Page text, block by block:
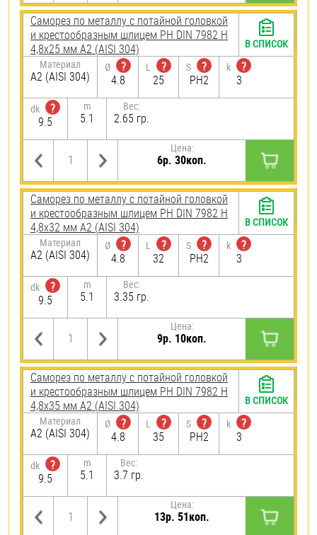
Саморез по металлу с потайной головкой
и крестообразным шлицем PH DIN 7982 H
4,8х25 мм А2 (AISI 304)
Материал
А2 (AISI 304)
Ø
?
4.8
L
?
25
S
?
PH2
k
?
3
dk
?
9.5
m
5.1
Вес:
2.65 гр.
Цена:
6р. 30коп.
В СПИСОК
Саморез по металлу с потайной головкой
и крестообразным шлицем PH DIN 7982 H
4,8х32 мм А2 (AISI 304)
Материал
А2 (AISI 304)
Ø
?
4.8
L
?
32
S
?
PH2
k
?
3
dk
?
9.5
m
5.1
Вес:
3.35 гр.
Цена:
9р. 10коп.
В СПИСОК
Саморез по металлу с потайной головкой
и крестообразным шлицем PH DIN 7982 H
4,8х35 мм А2 (AISI 304)
Материал
А2 (AISI 304)
Ø
?
4.8
L
?
35
S
?
PH2
k
?
3
dk
?
9.5
m
5.1
Вес:
3.7 гр.
Цена:
13р. 51коп.
В СПИСОК